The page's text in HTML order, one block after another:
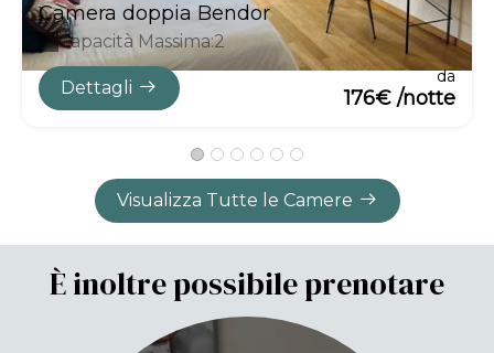
Camera doppia Bendor
Capacità Massima:2
Dettagli
da
176€ /notte
Visualizza Tutte le Camere
È inoltre possibile prenotare